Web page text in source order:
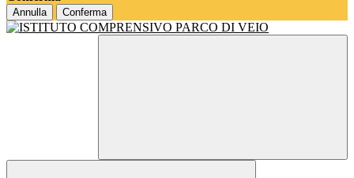
Annulla Conferma